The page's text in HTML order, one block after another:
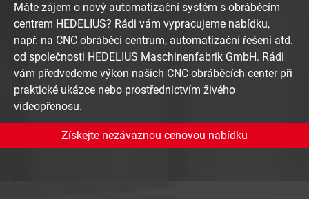
Máte zájem o nový automatizační systém s obráběcím
centrem HEDELIUS? Rádi vám vypracujeme nabídku,
např. na CNC obráběcí centrum, automatizační řešení atd.
od společnosti HEDELIUS Maschinenfabrik GmbH. Rádi
vám předvedeme výkon našich CNC obráběcích center při
praktické ukázce nebo prostřednictvím živého
videopřenosu.
Získejte nezávaznou cenovou nabídku